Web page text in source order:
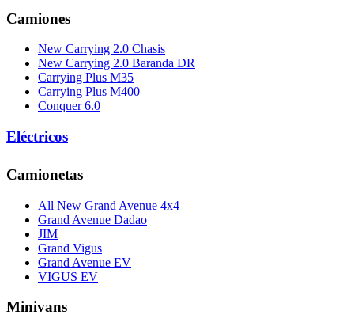
Camiones
New Carrying 2.0 Chasis
New Carrying 2.0 Baranda DR
Carrying Plus M35
Carrying Plus M400
Conquer 6.0
Eléctricos
Camionetas
All New Grand Avenue 4x4
Grand Avenue Dadao
JIM
Grand Vigus
Grand Avenue EV
VIGUS EV
Minivans